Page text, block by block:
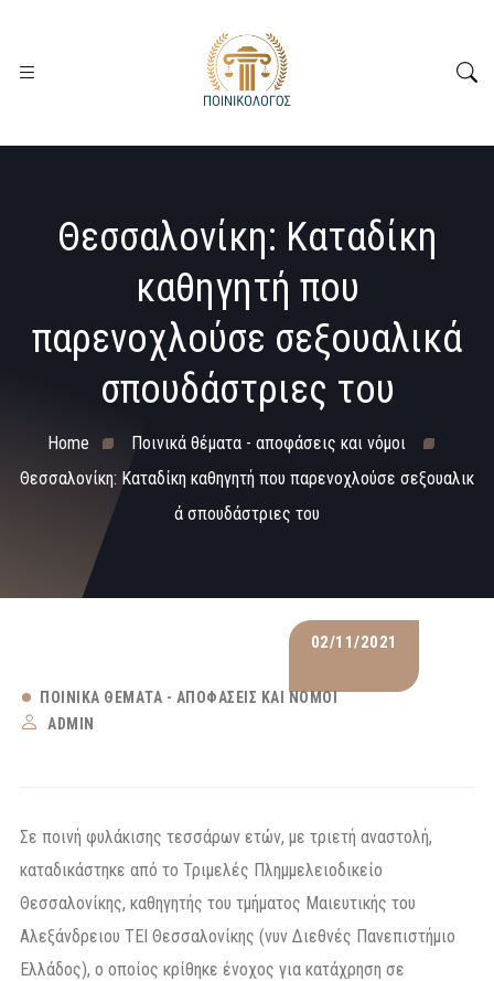
Θεσσαλονίκη: Καταδίκη
καθηγητή που
παρενοχλούσε σεξουαλικά
σπουδάστριες του
Home
Ποινικά θέματα - αποφάσεις και νόμοι
Θεσσαλονίκη: Καταδίκη καθηγητή που παρενοχλούσε σεξουαλικ
ά σπουδάστριες του
02/11/2021
ΠΟΙΝΙΚΆ ΘΈΜΑΤΑ - ΑΠΟΦΆΣΕΙΣ ΚΑΙ ΝΌΜΟΙ
ADMIN
Σε ποινή φυλάκισης τεσσάρων ετών, με τριετή αναστολή,
καταδικάστηκε από το Τριμελές Πλημμελειοδικείο
Θεσσαλονίκης, καθηγητής του τμήματος Μαιευτικής του
Αλεξάνδρειου ΤΕΙ Θεσσαλονίκης (νυν Διεθνές Πανεπιστήμιο
Ελλάδος), ο οποίος κρίθηκε ένοχος για κατάχρηση σε